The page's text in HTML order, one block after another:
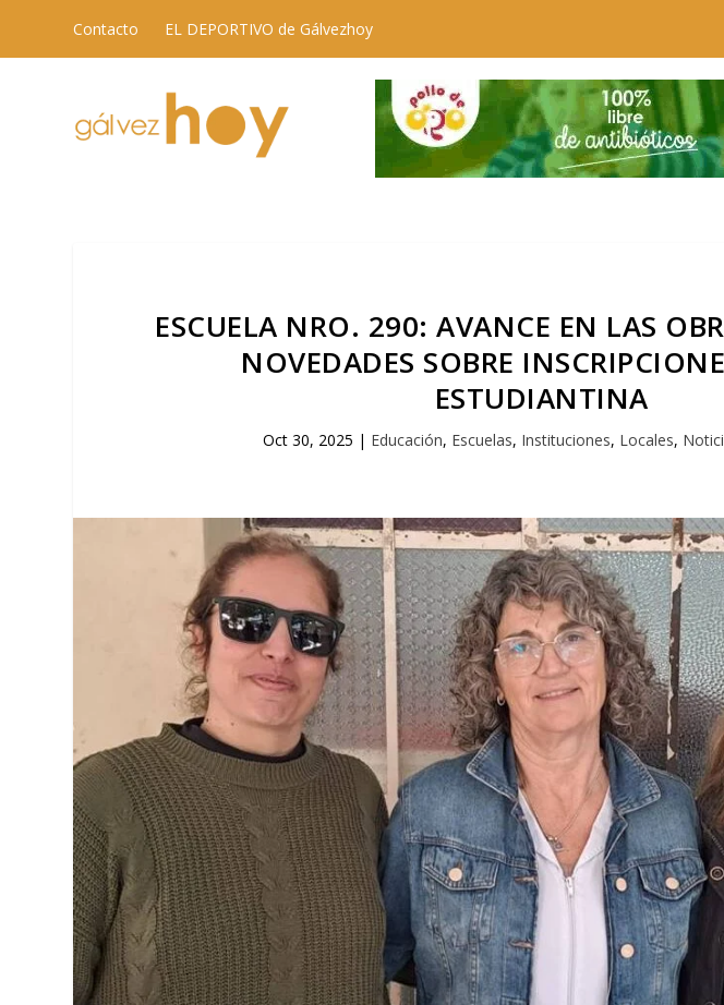
Contacto EL DEPORTIVO de Gálvezhoy
ESCUELA NRO. 290: AVANCE EN LAS
NOVEDADES SOBRE
ESTUDIANTINA
Oct 30, 2025 | Educación, Escuelas, Instituciones, Locales,